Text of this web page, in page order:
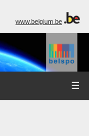
www.belgium.be
☰